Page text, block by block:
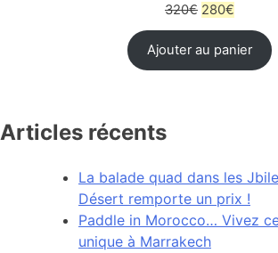
320€ 280€
Ajouter au panier
Articles récents
La balade quad dans les
Désert remporte un prix !
Paddle in Morocco… Vivez
unique à Marrakech